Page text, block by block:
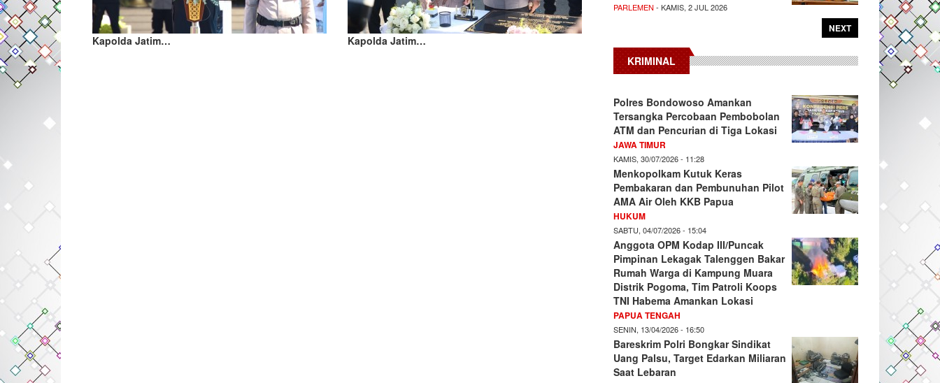
Kapolda Jatim… Kapolda Jatim…
PARLEMEN - KAMIS, 2 JUL 2026
NEXT
KRIMINAL
Polres Bondowoso Amankan
Tersangka Percobaan Pembobolan
ATM dan Pencurian di Tiga Lokasi
JAWA TIMUR
KAMIS, 30/07/2026 - 11:28
Menkopolkam Kutuk Keras
Pembakaran dan Pembunuhan Pilot
AMA Air Oleh KKB Papua
HUKUM
SABTU, 04/07/2026 - 15:04
Anggota OPM Kodap III/Puncak
Pimpinan Lekagak Talenggen Bakar
Rumah Warga di Kampung Muara
Distrik Pogoma, Tim Patroli Koops
TNI Habema Amankan Lokasi
PAPUA TENGAH
SENIN, 13/04/2026 - 16:50
Bareskrim Polri Bongkar Sindikat
Uang Palsu, Target Edarkan Miliaran
Saat Lebaran